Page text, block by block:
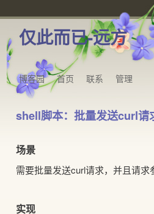
仅此而已-远方
博客园 首页 联系 管理
shell脚本：批量发送curl请
场景
需要批量发送curl请求，并且请求
实现